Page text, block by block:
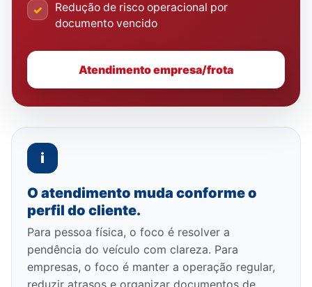
✓
Redução de risco operacional por
documento vencido
Atendimento empresa/frota
i
O atendimento muda conforme o
perfil do cliente.
Para pessoa física, o foco é resolver a
pendência do veículo com clareza. Para
empresas, o foco é manter a operação regular,
reduzir atrasos e organizar documentos de